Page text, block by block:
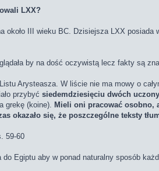
LXX?
III wieku BC. Dzisiejsza LXX
by na dość oczywistą lecz fakty są
Arysteasza. W liście nie ma mowy o
przybyć siedemdziesięciu dwóch
grekę (koine). Mieli oni pracować osobno,
okazało się, że poszczególne teksty
59-60
Egiptu aby w ponad naturalny sposób